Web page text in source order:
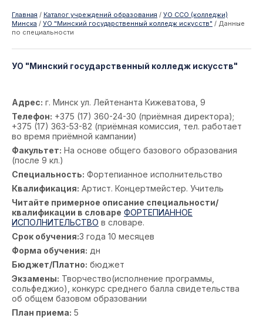
Главная / Каталог учреждений образования / УО ССО (колледжи)
Минска / УО "Минский государственный колледж искусств" / Данные
по специальности
УО "Минский государственный колледж искусств"
Адрес: г. Минск ул. Лейтенанта Кижеватова, 9
Телефон: +375 (17) 360-24-30 (приёмная директора);
+375 (17) 363-53-82 (приёмная комиссия, тел. работает
во время приёмной кампании)
Факультет: На основе общего базового образования
(после 9 кл.)
Специальность: Фортепианное исполнительство
Квалификация: Артист. Концертмейстер. Учитель
Читайте примерное описание специальности/
квалификации в словаре ФОРТЕПИАННОЕ
ИСПОЛНИТЕЛЬСТВО в словаре.
Срок обучения:3 года 10 месяцев
Форма обучения: дн
Бюджет/Платно: бюджет
Экзамены: Творчество(исполнение программы,
сольфеджио), конкурс среднего балла свидетельства
об общем базовом образовании
План приема: 5